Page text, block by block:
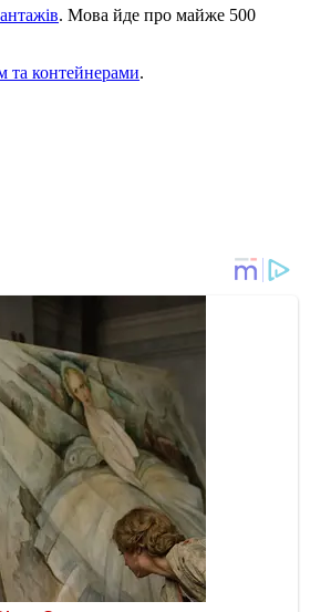
. Мова йде про майже 500
та контейнерами.